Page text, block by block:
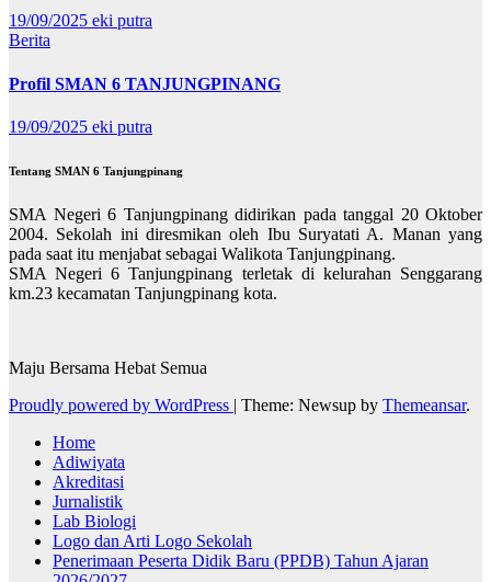
19/09/2025 eki putra
Berita
Profil SMAN 6 TANJUNGPINANG
19/09/2025 eki putra
Tentang SMAN 6 Tanjungpinang
SMA Negeri 6 Tanjungpinang didirikan pada tanggal 20 Oktober
2004. Sekolah ini diresmikan oleh Ibu Suryatati A. Manan yang
pada saat itu menjabat sebagai Walikota Tanjungpinang.
SMA Negeri 6 Tanjungpinang terletak di kelurahan Senggarang
km.23 kecamatan Tanjungpinang kota.
Maju Bersama Hebat Semua
Proudly powered by WordPress | Theme: Newsup by Themeansar.
Home
Adiwiyata
Akreditasi
Jurnalistik
Lab Biologi
Logo dan Arti Logo Sekolah
Penerimaan Peserta Didik Baru (PPDB) Tahun Ajaran